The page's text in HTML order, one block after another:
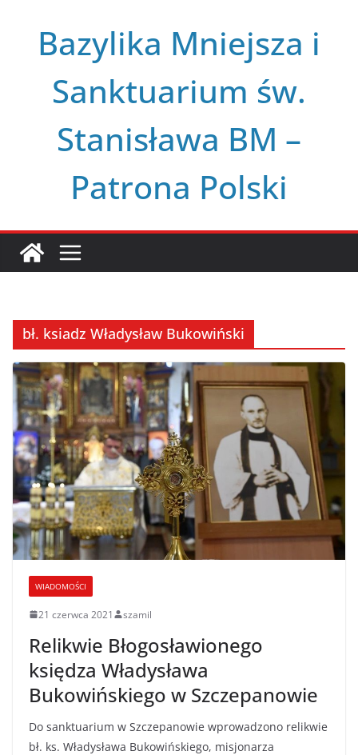
Bazylika Mniejsza i
Sanktuarium św.
Stanisława BM –
Patrona Polski
bł. ksiadz Władysław Bukowiński
WIADOMOŚCI
21 czerwca 2021 szamil
Relikwie Błogosławionego
księdza Władysława
Bukowińskiego w Szczepanowie
Do sanktuarium w Szczepanowie wprowadzono relikwie
bł. ks. Władysława Bukowińskiego, misjonarza